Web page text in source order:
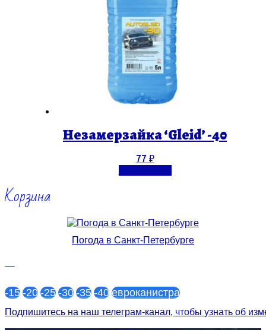
Незамерзайка ‘Gleid’ -40
77 ₽
Корзина
Погода в Санкт-Петербурге
—
-15 -20 -25 -30 -35 -40 евроканистра
Подпишитесь на наш телеграм-канал, чтобы узнать об